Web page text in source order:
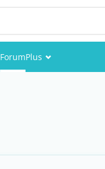
ForumPlus